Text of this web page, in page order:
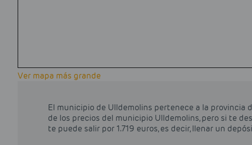
Ver mapa más grande
El municipio de Ulldemolins pertenece a la provincia
de los precios del municipio Ulldemolins, pero si te
te puede salir por 1.719 euros, es decir, llenar un